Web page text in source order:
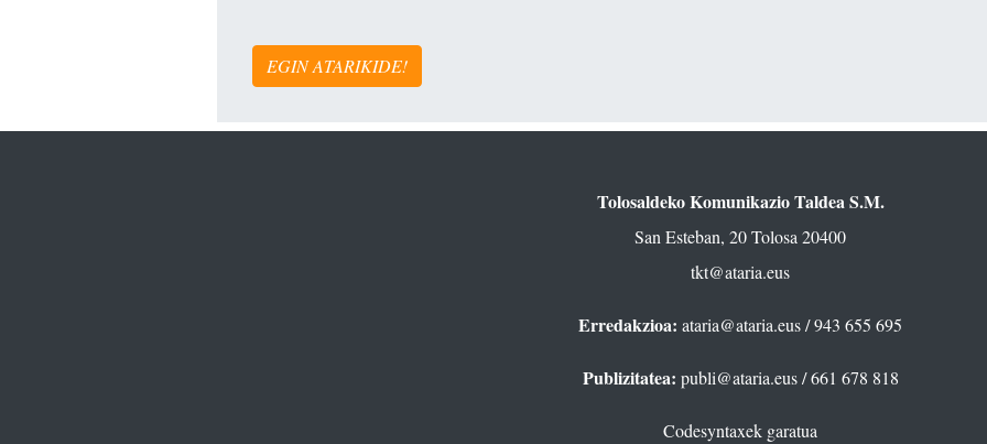
EGIN ATARIKIDE!
Tolosaldeko Komunikazio Taldea S.M.
San Esteban, 20 Tolosa 20400
tkt@ataria.eus
Erredakzioa: ataria@ataria.eus/ 943 655 695
Publizitatea: publi@ataria.eus/ 661 678 818
Codesyntaxek garatua